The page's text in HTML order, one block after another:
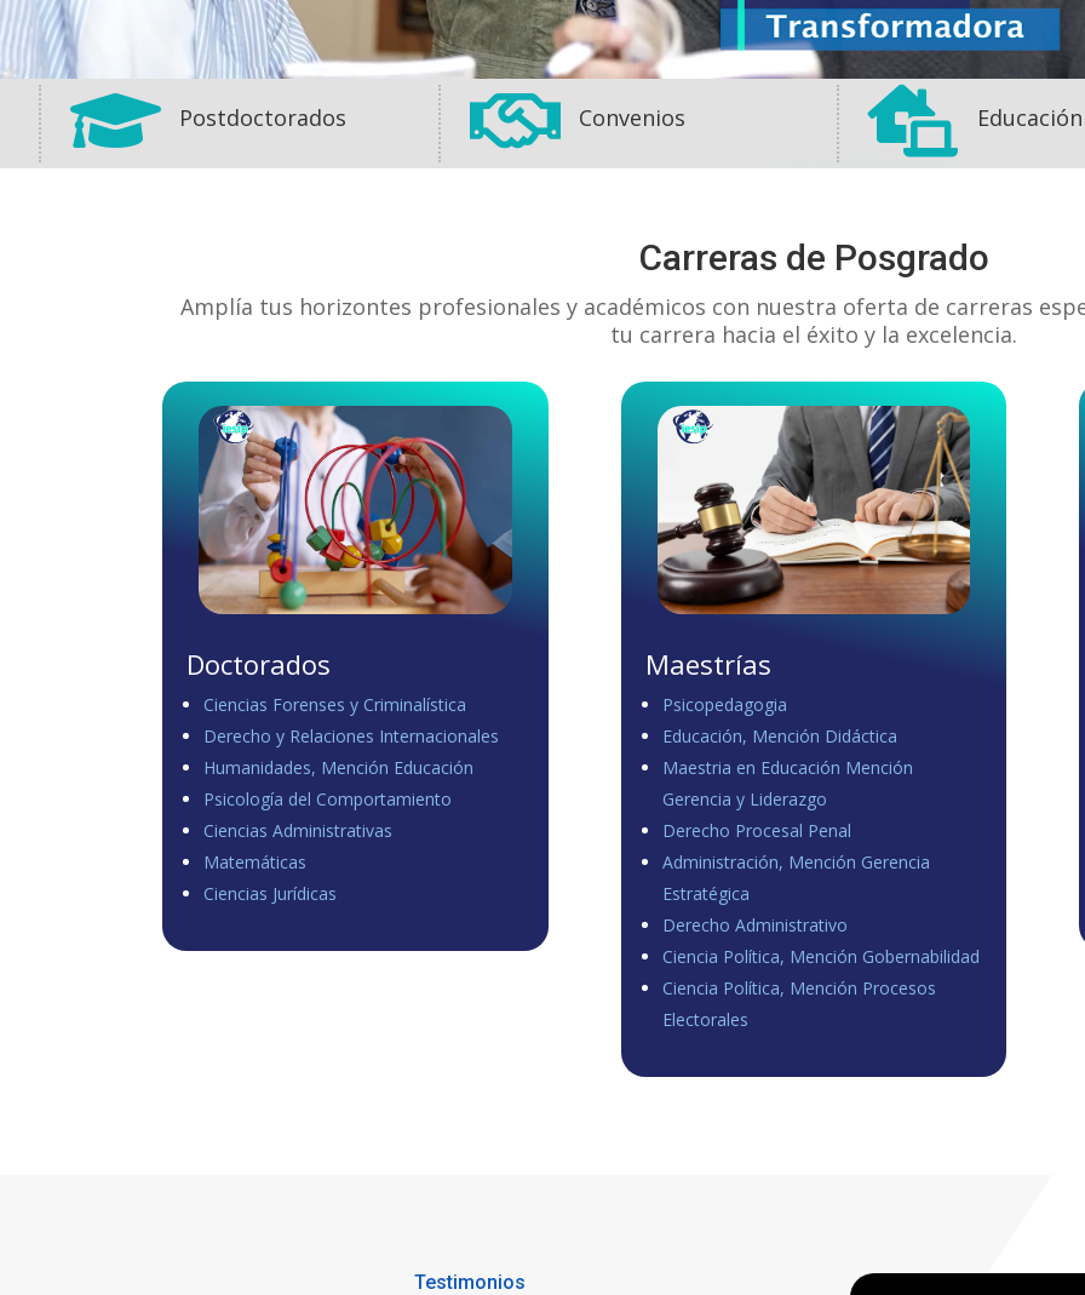
 Postdoctorados  Convenios 
Carreras de Posgrado
Amplía tus horizontes profesionales y académicos con nuestra oferta de carreras
tu carrera hacia el éxito y la excelencia.
Doctorados
Ciencias Forenses y Criminalística
Derecho y Relaciones Internacionales
Humanidades, Mención Educación
Psicología del Comportamiento
Ciencias Administrativas
Matemáticas
Ciencias Jurídicas
Maestrías
Psicopedagogia
Educación, Mención Didáctica
Maestria en Educación Mención
Gerencia y Liderazgo
Derecho Procesal Penal
Administración, Mención Gerencia
Estratégica
Derecho Administrativo
Ciencia Política, Mención Gobernabilidad
Ciencia Política, Mención Procesos
Electorales
Testimonios